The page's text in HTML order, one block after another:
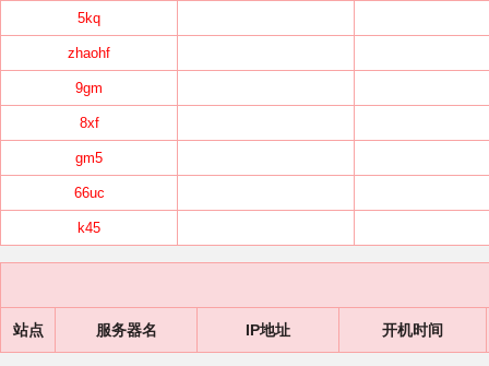
5kq
zhaohf
9gm
8xf
gm5
66uc
k45
站点 服务器名 IP地址 开机时间